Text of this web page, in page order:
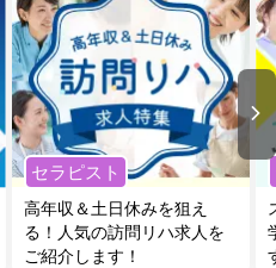
セラピスト
高年収＆土日休みを狙え
る！人気の訪問リハ求人を
ご紹介します！